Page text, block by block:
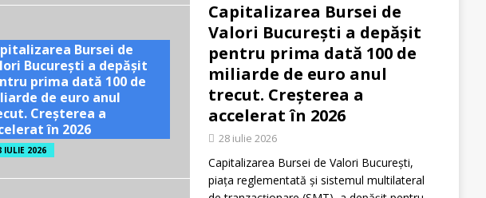
Bursei de
București a depășit
prima dată 100 de
de euro anul
Creșterea a
în 2026
IULIE 2026
Capitalizarea Bursei de
Valori București a depășit
pentru prima dată 100 de
miliarde de euro anul
trecut. Creșterea a
accelerat în 2026
28 iulie 2026
Capitalizarea Bursei de Valori București,
piața reglementată și sistemul multilateral